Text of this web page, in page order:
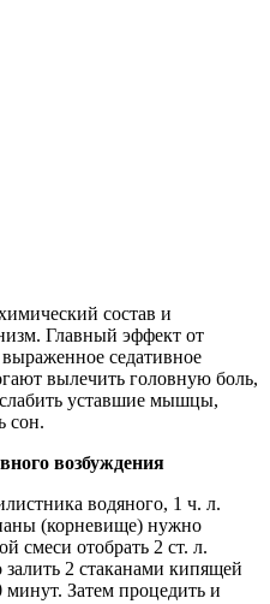
состав и
Главный эффект от
седативное
вылечить головную боль,
уставшие мышцы,
сон.
возбуждения
водяного, 1 ч. л.
(корневище) нужно
смеси отобрать 2 ст. л.
2 стаканами кипящей
минут. Затем процедить и